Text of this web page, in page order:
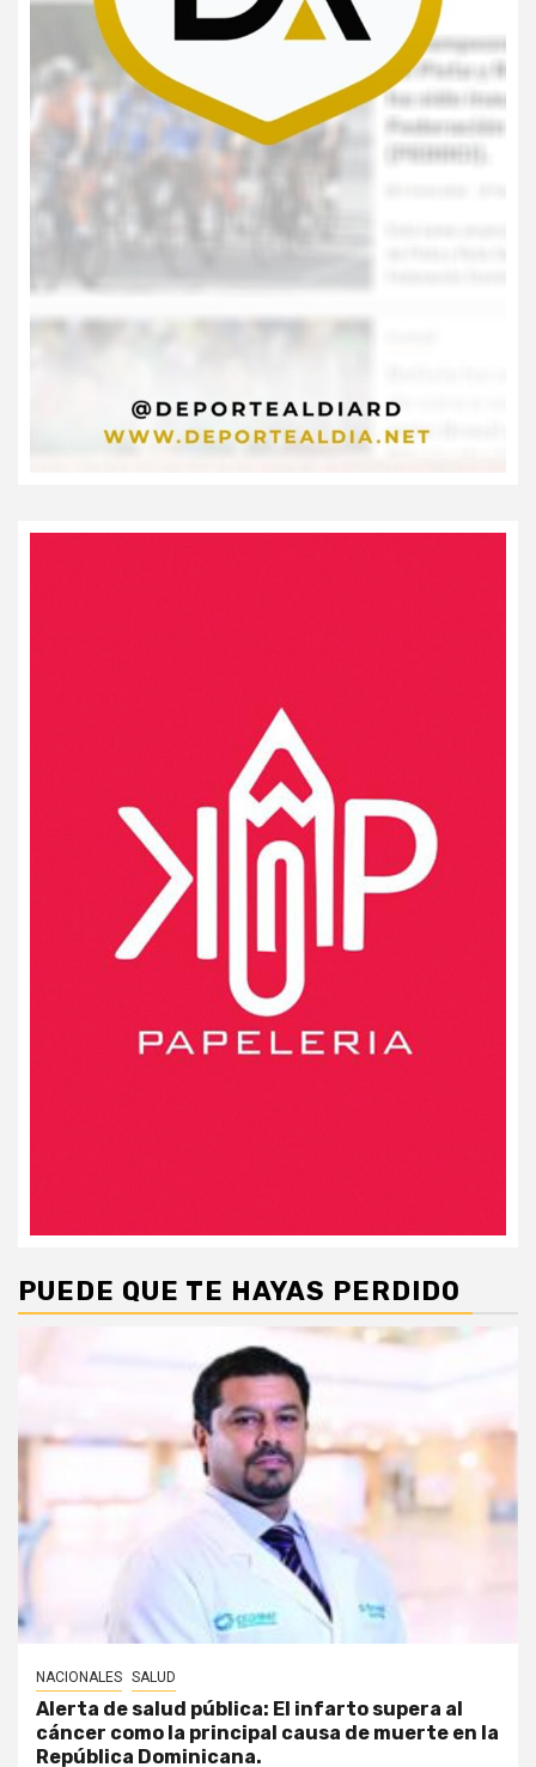
PUEDE QUE TE HAYAS PERDIDO
NACIONALES SALUD
Alerta de salud pública: El infarto supera al
cáncer como la principal causa de muerte en la
República Dominicana.